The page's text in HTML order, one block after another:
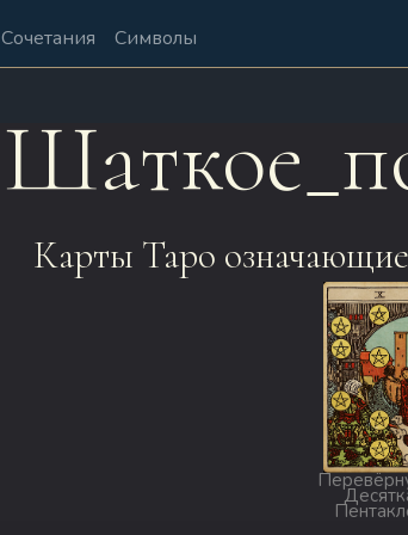
Сочетания Символы
Карты Таро